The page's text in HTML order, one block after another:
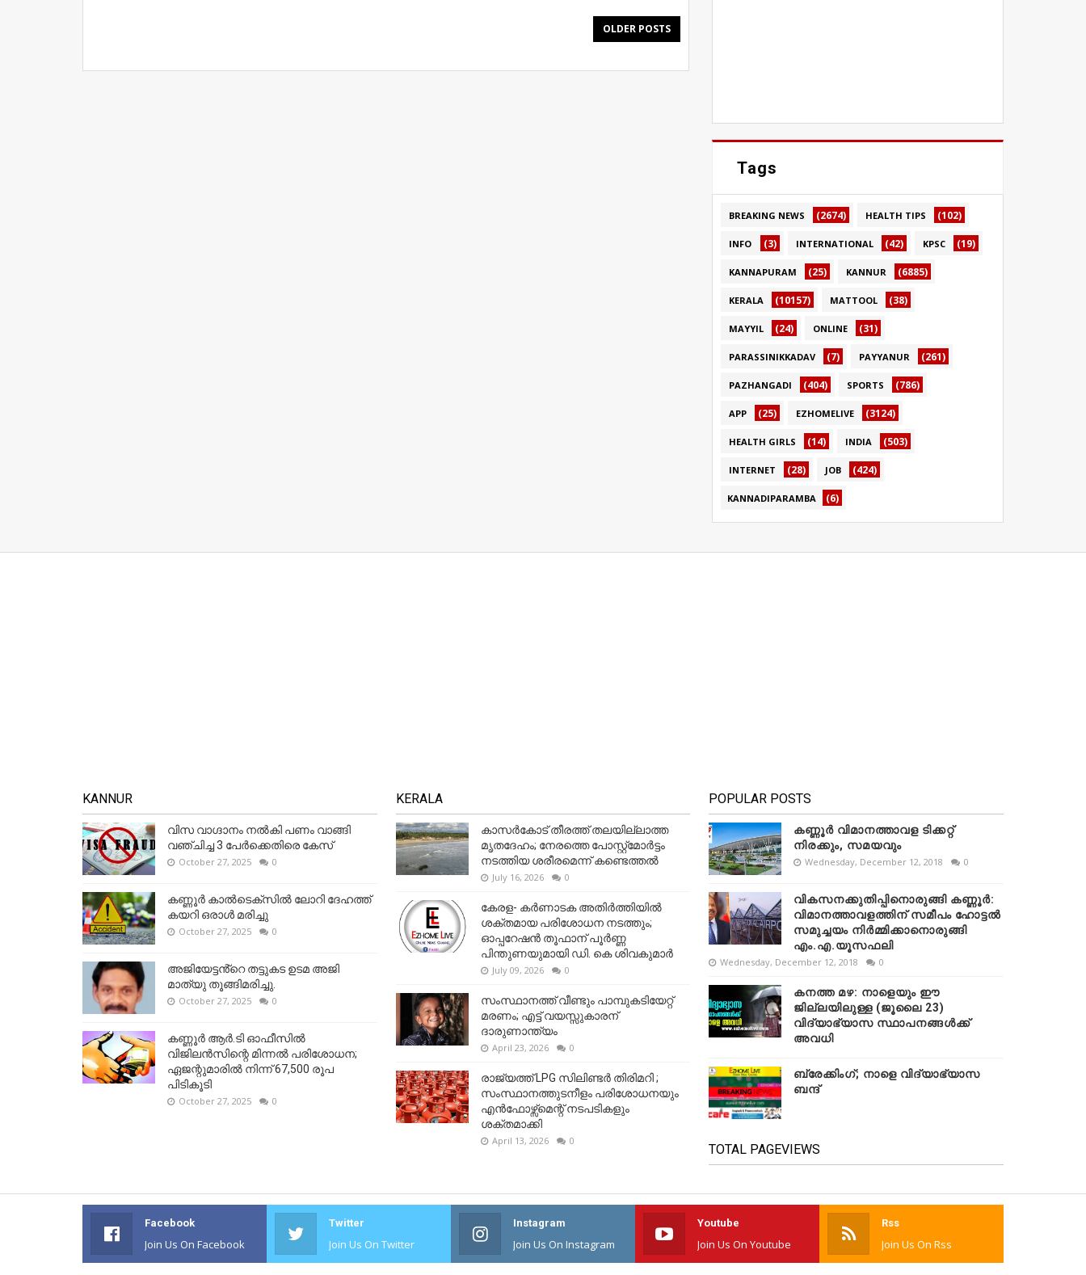
OLDER POSTS
Tags
BREAKING NEWS (2674) HEALTH TIPS (102)
INFO (3) INTERNATIONAL (42) KPSC (19)
KANNAPURAM (25) KANNUR (6885)
KERALA (10157) MATTOOL (38)
MAYYIL (24) ONLINE (31)
PARASSINIKKADAV (7) PAYYANUR (261)
PAZHANGADI (404) SPORTS (786)
APP (25) EZHOMELIVE (3124)
HEALTH GIRLS (14) INDIA (503)
INTERNET (28) JOB (424)
KANNADIPARAMBA (6)
KANNUR
വിസ വാഗ്ദാനം നൽകി പണം വാങ്ങി
വഞ്ചിച്ച 3 പേർക്കെതിരെ കേസ്
October 27, 2025 0
കണ്ണൂര്‍ കാല്‍ടെക്‌സില്‍ ലോറി ദേഹത്ത്
കയറി ഒരാള്‍ മരിച്ചു
October 27, 2025 0
അജിയേട്ടൻ്റെ തട്ടുകട ഉടമ അജി
മാത്യു തൂങ്ങിമരിച്ചു.
October 27, 2025 0
കണ്ണൂര്‍ ആര്‍.ടി ഓഫീസില്‍
വിജിലൻസിന്റെ മിന്നല്‍ പരിശോധന;
ഏജന്റുമാരില്‍ നിന്ന് 67,500 രൂപ
പിടികൂടി
October 27, 2025 0
KERALA
കാസർകോട് തീരത്ത് തലയില്ലാത്ത
മൃതദേഹം; നേരത്തെ പോസ്റ്റ്‌മോർട്ടം
നടത്തിയ ശരീരമെന്ന് കണ്ടെത്തൽ
July 16, 2026 0
കേരള- കർണാടക അതിർത്തിയിൽ
ശക്തമായ പരിശോധന നടത്തും;
ഓപ്പറേഷൻ തൂഫാന് പൂർണ്ണ
പിന്തുണയുമായി ഡി. കെ ശിവകുമാർ
July 09, 2026 0
സംസ്ഥാനത്ത് വീണ്ടും പാമ്പുകടിയേറ്റ്
മരണം; എട്ട് വയസ്സുകാരന്
ദാരുണാന്ത്യം
April 23, 2026 0
രാജ്യത്ത് LPG സിലിണ്ടർ തിരിമറി ;
സംസ്ഥാനത്തുടനീളം പരിശോധനയും
എൻഫോഴ്സ്മെന്റ് നടപടികളും
ശക്തമാക്കി
April 13, 2026 0
POPULAR POSTS
കണ്ണൂർ വിമാനത്താവള ടിക്കറ്റ്
നിരക്കും, സമയവും
Wednesday, December 12, 2018 0
വികസനക്കുതിപ്പിനൊരുങ്ങി കണ്ണൂർ:
വിമാനത്താവളത്തിന് സമീപം ഹോട്ടൽ
സമുച്ചയം നിർമ്മിക്കാനൊരുങ്ങി
എം.എ.യൂസഫലി
Wednesday, December 12, 2018 0
കനത്ത മഴ: നാളെയും ഈ
ജില്ലയിലുള്ള (ജൂലൈ 23)
വിദ്യാഭ്യാസ സ്ഥാപനങ്ങൾക്ക്
അവധി
ബ്രേക്കിംഗ്; നാളെ വിദ്യാഭ്യാസ
ബന്ദ്
TOTAL PAGEVIEWS
Facebook
Join Us On Facebook
Twitter
Join Us On Twitter
Instagram
Join Us On Instagram
Youtube
Join Us On Youtube
Rss
Join Us On Rss